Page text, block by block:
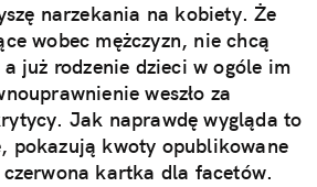
narzekania na kobiety. Że
wobec mężczyzn, nie chcą
już rodzenie dzieci w ogóle im
weszło za
Jak naprawdę wygląda to
pokazują kwoty opublikowane
czerwona kartka dla facetów.